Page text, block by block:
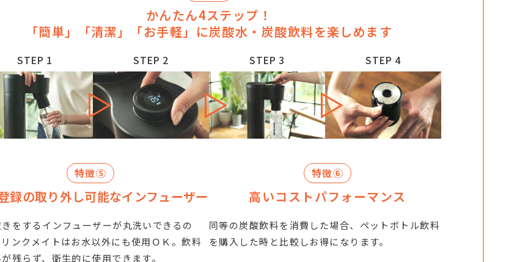
かんたん4ステップ！
「簡単」「清潔」「お手軽」に炭酸水・炭酸飲料を楽しめます
STEP 1 STEP 2 STEP 3 STEP 4
特徴⑤
録の取り外し可能なインフューザー
をするインフューザーが丸洗いできるの
ンクメイトはお水以外にも使用ＯＫ。飲料
残らず、衛生的に使用できます。
特徴⑥
高いコストパフォーマンス
同等の炭酸飲料を消費した場合、ペットボトル飲料
を購入した時と比較しお得になります。